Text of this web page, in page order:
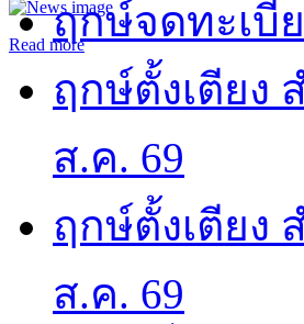
Read moreฤกษ์จดทะเบี
ฤกษ์ตั้งเตียง
ส.ค. 69
ฤกษ์ตั้งเตียง
ส.ค. 69